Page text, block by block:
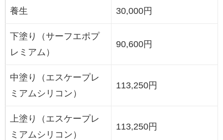
養生 30,000円
下塗り（サーフエポプ
レミアム）
90,600円
中塗り（エスケープレ
ミアムシリコン）
113,250円
上塗り（エスケープレ
ミアムシリコン）
113,250円